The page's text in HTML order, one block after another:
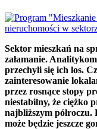
Sektor mieszkań na
załamanie.
przechyli się ich los.
zainteresowanie
przez rosnące stopy
niestabilny, że ciężko
najbliższym półroczu.
może będzie jeszcze